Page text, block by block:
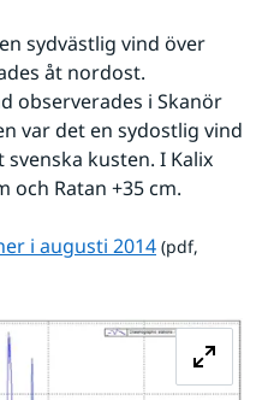
sydvästlig vind över
åt nordost.
observerades i Skanör
var det en sydostlig vind
kusten. I Kalix
och Ratan +35 cm.
i augusti 2014pdf, 116.2
(pdf,